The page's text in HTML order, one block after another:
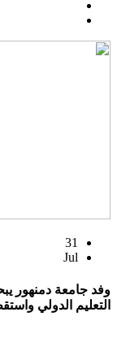
31
Jul
وفد جامعة دمنهور
التعليم الدولي